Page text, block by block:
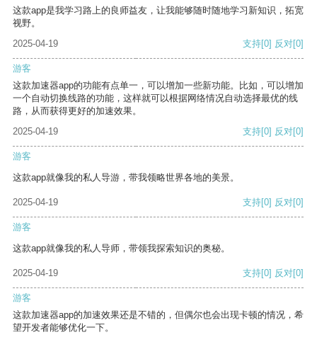
这款app是我学习路上的良师益友，让我能够随时随地学习新知识，拓宽
视野。
2025-04-19
支持[0] 反对[0]
游客
这款加速器app的功能有点单一，可以增加一些新功能。比如，可以增加
一个自动切换线路的功能，这样就可以根据网络情况自动选择最优的线
路，从而获得更好的加速效果。
2025-04-19
支持[0] 反对[0]
游客
这款app就像我的私人导游，带我领略世界各地的美景。
2025-04-19 支持[0] 反对[0]
游客
这款app就像我的私人导师，带领我探索知识的奥秘。
2025-04-19 支持[0] 反对[0]
游客
这款加速器app的加速效果还是不错的，但偶尔也会出现卡顿的情况，希
望开发者能够优化一下。